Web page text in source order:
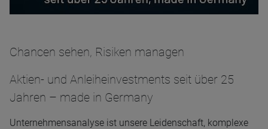
Chancen sehen, Risiken managen
Aktien- und Anleiheinvestments seit über 25
Jahren – made in Germany
Unternehmensanalyse ist unsere Leidenschaft, komplexe